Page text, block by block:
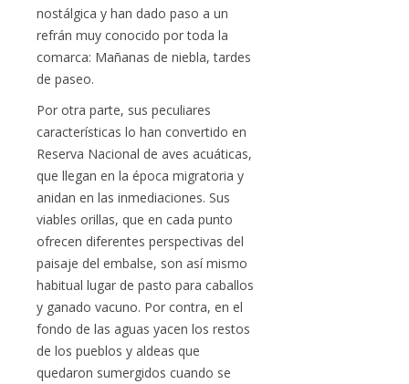
nostálgica y han dado paso a un
refrán muy conocido por toda la
comarca: Mañanas de niebla, tardes
de paseo.
Por otra parte, sus peculiares
características lo han convertido en
Reserva Nacional de aves acuáticas,
que llegan en la época migratoria y
anidan en las inmediaciones. Sus
viables orillas, que en cada punto
ofrecen diferentes perspectivas del
paisaje del embalse, son así mismo
habitual lugar de pasto para caballos
y ganado vacuno. Por contra, en el
fondo de las aguas yacen los restos
de los pueblos y aldeas que
quedaron sumergidos cuando se